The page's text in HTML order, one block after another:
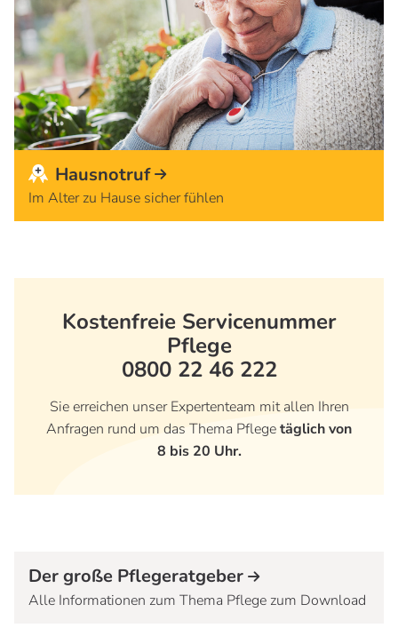
Hausnotruf
Im Alter zu Hause sicher fühlen
Kostenfreie Servicenummer
Pflege
0800 22 46 222
Sie erreichen unser Expertenteam mit allen Ihren
Anfragen rund um das Thema Pflegetäglich von
8 bis 20 Uhr.
Der große Pflegeratgeber
Alle Informationen zum Thema Pflege zum Download